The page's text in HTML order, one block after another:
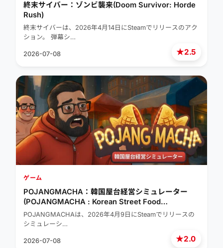
★2.5
終末サイバー：ゾンビ襲来(Doom Survivor: Horde
Rush)
終末サイバーは、2026年4月14日にSteamでリリースのアク
ション。 弾幕シ…
2026-07-08
★2.0
ゲーム
POJANGMACHA：韓国屋台経営シミュレーター
(POJANGMACHA : Korean Street Food
Management Simulator)
POJANGMACHAは、2026年4月9日にSteamでリリースの
シミュレーシ…
2026-07-08